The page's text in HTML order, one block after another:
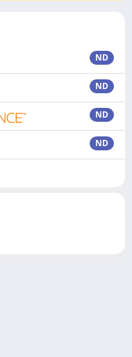
ND
ND
ND
ND